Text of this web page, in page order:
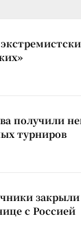
получили
турниров
с Россией